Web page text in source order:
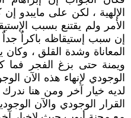
الإلهية ، لكن على مايبدو
الأمر ولم يقتنع بسبب
إن سبب إستيقاظه باكراٌ
المعاناة وشدة القلق ،
ويمنة حتى بزغ الفجر فما
الوجودي لإنهاء هذه الآن
لديه خيار آخر ومن هنا ندرك
القرار الوجودي والآن